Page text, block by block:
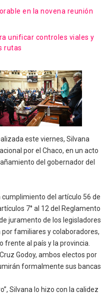
en la novena reunión
unificar controles viales y
rutas
este viernes, Silvana
por el Chaco, en un acto
del gobernador del
del artículo 56 de
7° al 12 del Reglamento
juramento de los legisladores
familiares y colaboradores,
frente al país y la provincia.
Godoy, ambos electos por
formalmente sus bancas
Silvana lo hizo con la calidez